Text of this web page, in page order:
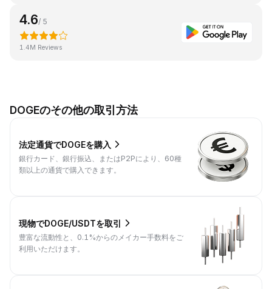
4.6/ 5
1.4M Reviews
DOGEのその他の取引方法
法定通貨でDOGEを購入
銀行カード、銀行振込、またはP2Pにより、60種
類以上の通貨で購入できます。
現物でDOGE/USDTを取引
豊富な流動性と、0.1%からのメイカー手数料をご
利用いただけます。